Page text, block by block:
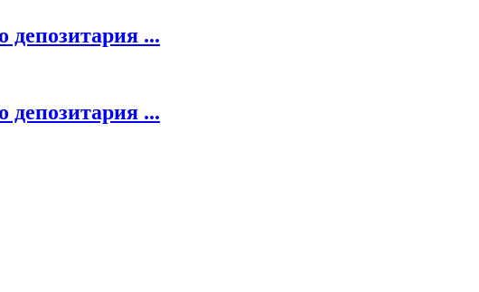
депозитария ...
депозитария ...